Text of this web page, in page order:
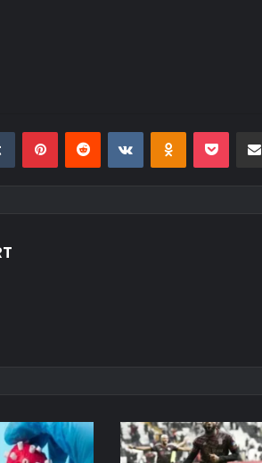
Tumblr PinterestReddit VKontakteOdnoklassniki
Pocket